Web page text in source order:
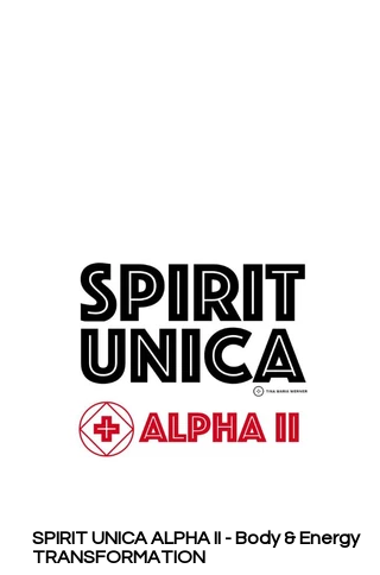
SPIRIT UNICA ALPHA II - Body & Energy
TRANSFORMATION